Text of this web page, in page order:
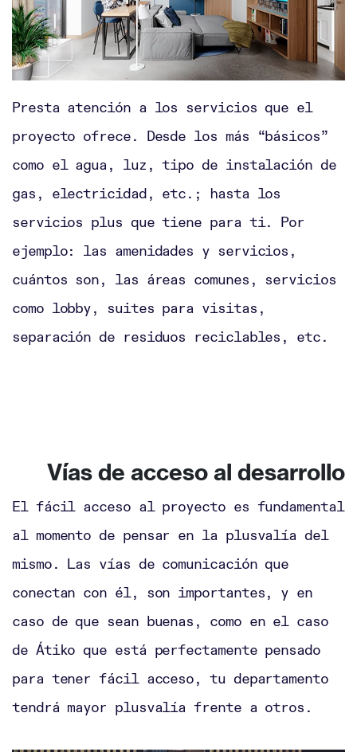
Presta atención a los servicios que el
proyecto ofrece. Desde los más “básicos”
como el agua, luz, tipo de instalación de
gas, electricidad, etc.; hasta los
servicios plus que tiene para ti. Por
ejemplo: las amenidades y servicios,
cuántos son, las áreas comunes, servicios
como lobby, suites para visitas,
separación de residuos reciclables, etc.
Vías de acceso al desarrollo
El fácil acceso al proyecto es fundamental
al momento de pensar en la plusvalía del
mismo. Las vías de comunicación que
conectan con él, son importantes, y en
caso de que sean buenas, como en el caso
de Átiko que está perfectamente pensado
para tener fácil acceso, tu departamento
tendrá mayor plusvalía frente a otros.